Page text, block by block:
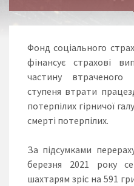
Фонд соціального
фінансує страхові
частину
ступеня втрати
потерпілих гірничої
смерті потерпілих.
За підсумками
березня 2021 року
шахтарям зріс на 591